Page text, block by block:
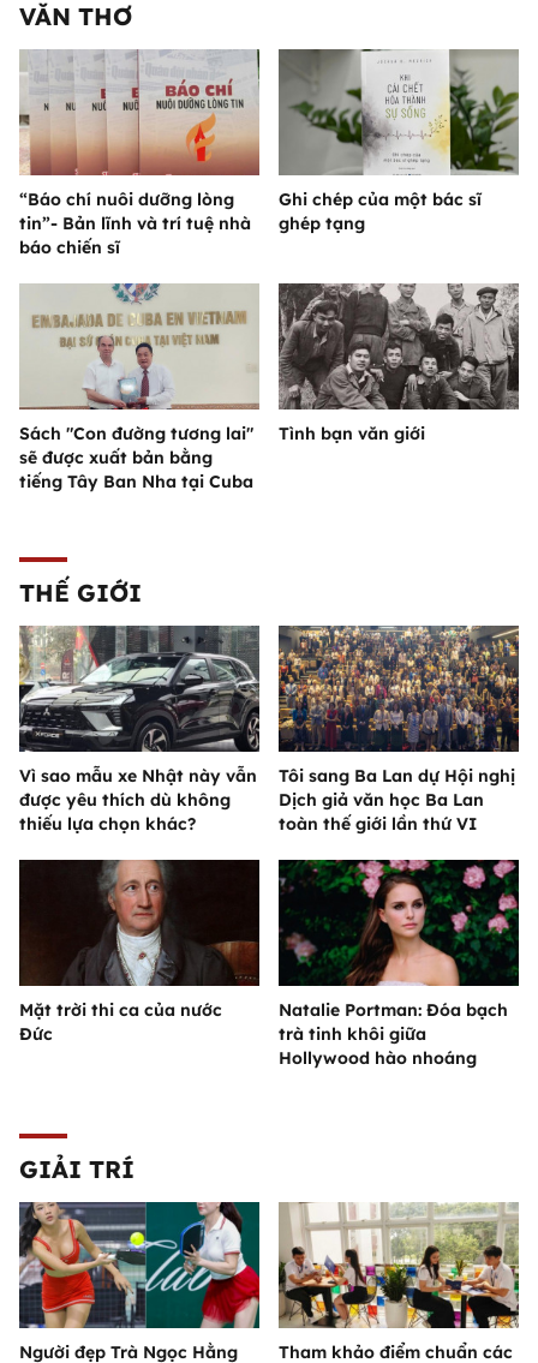
VĂN THƠ
“Báo chí nuôi dưỡng lòng
tin”- Bản lĩnh và trí tuệ nhà
báo chiến sĩ
Ghi chép của một bác sĩ
ghép tạng
Sách "Con đường tương lai"
sẽ được xuất bản bằng
tiếng Tây Ban Nha tại Cuba
Tình bạn văn giới
THẾ GIỚI
Vì sao mẫu xe Nhật này vẫn
được yêu thích dù không
thiếu lựa chọn khác?
Tôi sang Ba Lan dự Hội nghị
Dịch giả văn học Ba Lan
toàn thế giới lần thứ VI
Mặt trời thi ca của nước
Đức
Natalie Portman: Đóa bạch
trà tinh khôi giữa
Hollywood hào nhoáng
GIẢI TRÍ
Người đẹp Trà Ngọc Hằng Tham khảo điểm chuẩn các